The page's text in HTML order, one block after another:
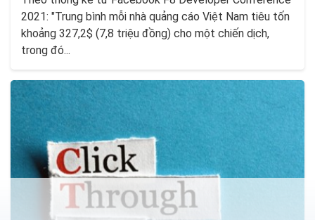
2021: "Trung bình mỗi nhà quảng cáo Việt Nam tiêu tốn
khoảng 327,2$ (7,8 triệu đồng) cho một chiến dịch,
trong đó...